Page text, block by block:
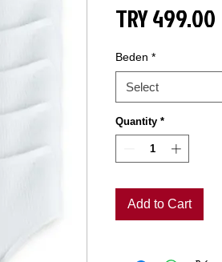
TRY 499.00
Beden *
Select
Quantity *
Add to Cart